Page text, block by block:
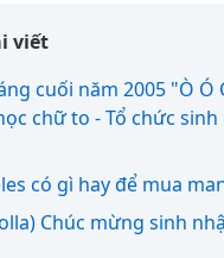
viết
cuối năm 2005 "Ò Ó
chữ to - Tổ chức
có gì hay để mua
Chúc mừng sinh